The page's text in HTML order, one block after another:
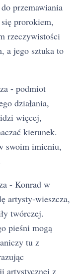
przemawiania
prorokiem,
rzeczywistości
a jego sztuka to
- podmiot
działania,
więcej,
kierunek.
swoim imieniu,
- Konrad w
artysty-wieszcza,
twórczej.
pieśni mogą
tu z
artystycznej z